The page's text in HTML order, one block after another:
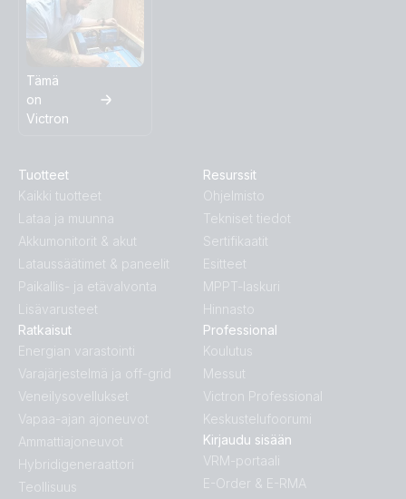
Tämä
on
Victron
Tuotteet
Kaikki tuotteet
Lataa ja muunna
Akkumonitorit & akut
Lataussäätimet & paneelit
Paikallis- ja etävalvonta
Lisävarusteet
Ratkaisut
Energian varastointi
Varajärjestelmä ja off-grid
Veneilysovellukset
Vapaa-ajan ajoneuvot
Ammattiajoneuvot
Hybridigeneraattori
Teollisuus
Resurssit
Ohjelmisto
Tekniset tiedot
Sertifikaatit
Esitteet
MPPT-laskuri
Hinnasto
Professional
Koulutus
Messut
Victron Professional
Keskustelufoorumi
Kirjaudu sisään
VRM-portaali
E-Order & E-RMA